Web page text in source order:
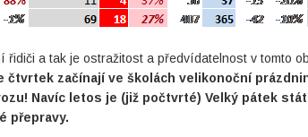
řidiči a tak je ostražitost a předvídatelnost v tomto
čtvrtek začínají ve školách velikonoční
Navíc letos je (již počtvrté) Velký pátek
přepravy.